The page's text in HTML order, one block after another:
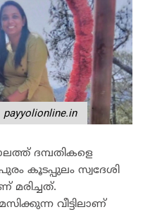
payyolionline.in
ദമ്പതികളെ
കൂടപ്പുലം സ്വദേശി
മരിച്ചത്.
വീട്ടിലാണ്